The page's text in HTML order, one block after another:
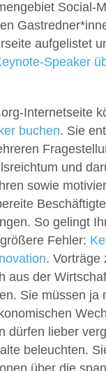
Social-
aufgelistet
Speaker
Internetseite
buchen. Sie
und
sowie
So gelingt
Fehler:
. Vorträge
aus der
Sie müssen ja
dürfen lieber
beleuchten.
über die